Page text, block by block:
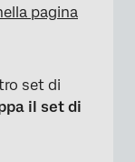
×
pagina
set di
il set di